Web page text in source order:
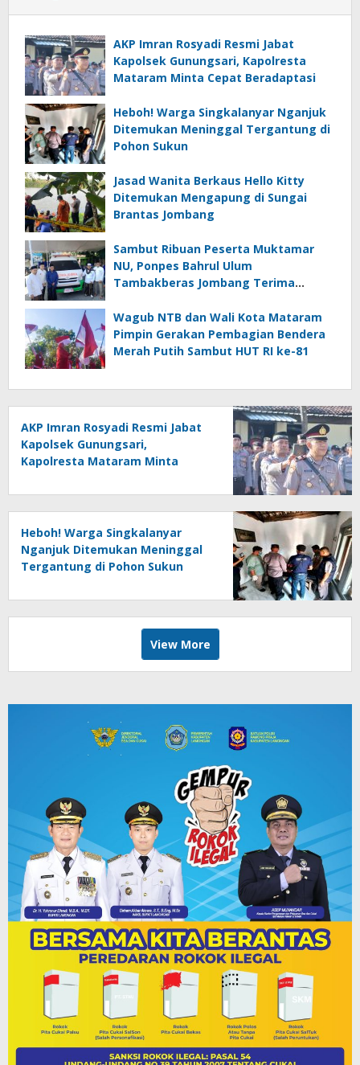
AKP Imran Rosyadi Resmi Jabat
Kapolsek Gunungsari, Kapolresta
Mataram Minta Cepat Beradaptasi
Heboh! Warga Singkalanyar Nganjuk
Ditemukan Meninggal Tergantung di
Pohon Sukun
Jasad Wanita Berkaus Hello Kitty
Ditemukan Mengapung di Sungai
Brantas Jombang
Sambut Ribuan Peserta Muktamar
NU, Ponpes Bahrul Ulum
Tambakberas Jombang Terima
Wagub NTB dan Wali Kota Mataram
Pimpin Gerakan Pembagian Bendera
Merah Putih Sambut HUT RI ke-81
AKP Imran Rosyadi Resmi Jabat
Kapolsek Gunungsari,
Kapolresta Mataram Minta
Heboh! Warga Singkalanyar
Nganjuk Ditemukan Meninggal
Tergantung di Pohon Sukun
View More